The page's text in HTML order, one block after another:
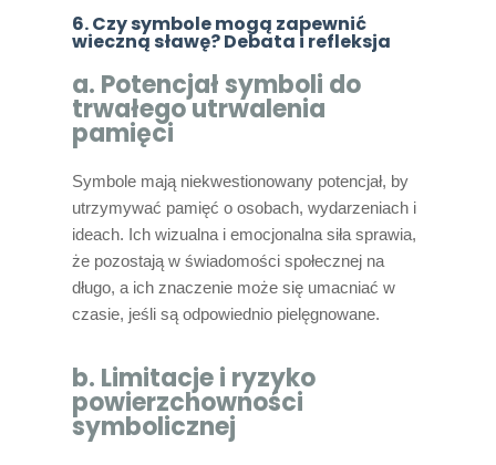
6. Czy symbole mogą zapewnić
wieczną sławę? Debata i refleksja
a. Potencjał symboli do
trwałego utrwalenia
pamięci
Symbole mają niekwestionowany potencjał, by
utrzymywać pamięć o osobach, wydarzeniach i
ideach. Ich wizualna i emocjonalna siła sprawia,
że pozostają w świadomości społecznej na
długo, a ich znaczenie może się umacniać w
czasie, jeśli są odpowiednio pielęgnowane.
b. Limitacje i ryzyko
powierzchowności
symbolicznej